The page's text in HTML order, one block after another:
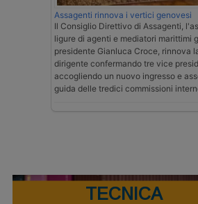
Assagenti rinnova i vertici genovesi
Il Consiglio Direttivo di Assagenti,
ligure di agenti e mediatori marittimi
presidente Gianluca Croce, rinnova
dirigente confermando tre vice
accogliendo un nuovo ingresso e
guida delle tredici commissioni
TECNICA